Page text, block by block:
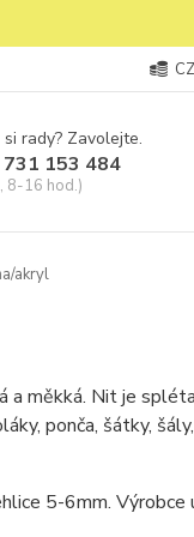
rady? Zavolejte.
153 484
8-16 hod.)
akryl
měkká. Nit je
ponča, šátky,
5-6mm.